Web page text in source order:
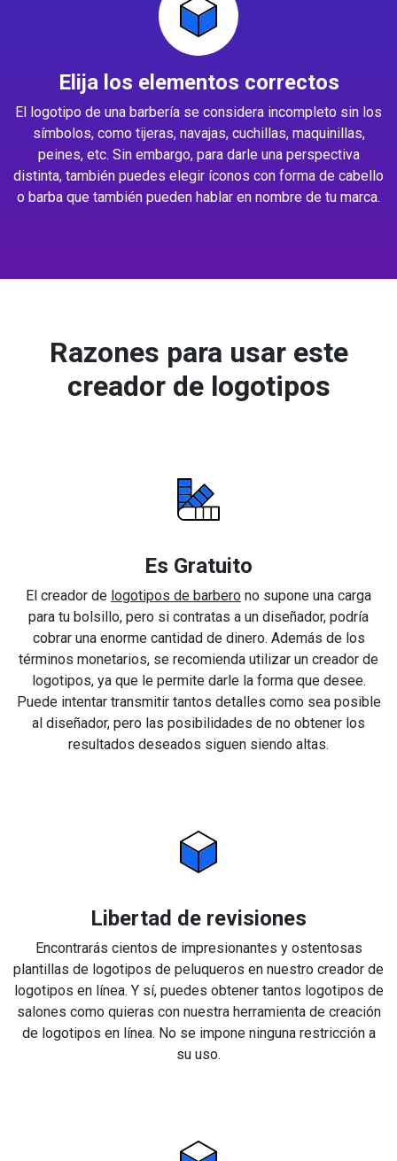
Elija los elementos correctos
El logotipo de una barbería se considera incompleto sin los
símbolos, como tijeras, navajas, cuchillas, maquinillas,
peines, etc. Sin embargo, para darle una perspectiva
distinta, también puedes elegir íconos con forma de cabello
o barba que también pueden hablar en nombre de tu marca.
Razones para usar este
creador de logotipos
Es Gratuito
El creador de logotipos de barbero no supone una carga
para tu bolsillo, pero si contratas a un diseñador, podría
cobrar una enorme cantidad de dinero. Además de los
términos monetarios, se recomienda utilizar un creador de
logotipos, ya que le permite darle la forma que desee.
Puede intentar transmitir tantos detalles como sea posible
al diseñador, pero las posibilidades de no obtener los
resultados deseados siguen siendo altas.
Libertad de revisiones
Encontrarás cientos de impresionantes y ostentosas
plantillas de logotipos de peluqueros en nuestro creador de
logotipos en línea. Y sí, puedes obtener tantos logotipos de
salones como quieras con nuestra herramienta de creación
de logotipos en línea. No se impone ninguna restricción a
su uso.